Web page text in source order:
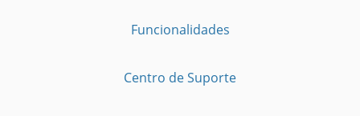
Funcionalidades
Centro de Suporte